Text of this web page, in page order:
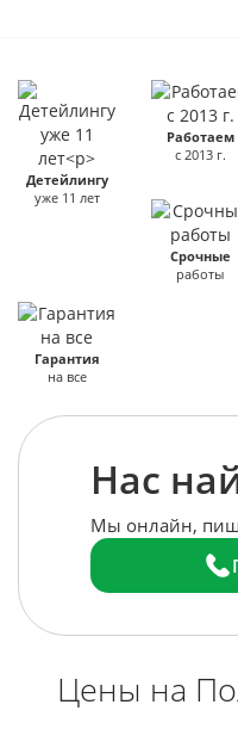
Детейлингу
уже 11 лет
Работаем
с 2013 г.
Срочные
работы
Гарантия
на все
Нас
Мы онлайн,
Цены на